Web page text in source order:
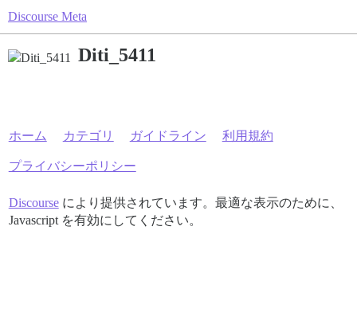
Discourse Meta
Diti_5411
ホーム カテゴリ ガイドライン 利用規約
プライバシーポリシー
Discourseにより提供されています。最適な表示のために、
Javascript を有効にしてください。